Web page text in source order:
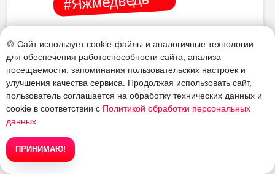
участников. Новости,
скидки, впечатления,
эмоции. Общение вне
путешествий. Держим
связь.
Перейти в Tg-
канал
✦Отзывы
🍪 Сайт использует cookie-файлы и аналогичные технологии
для обеспечения работоспособности сайта, анализа
посещаемости, запоминания пользовательских настроек и
улучшения качества сервиса. Продолжая использовать сайт,
пользователь соглашается на обработку технических данных и
cookie в соответствии с Политикой обработки персональных
данных
ПРИНИМАЮ!